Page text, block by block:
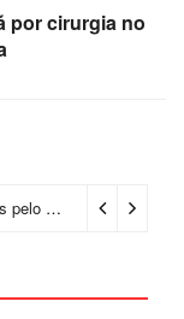
por cirurgia no
Prefeitura certifica 4,6 mil trabalhadores pelo programa Treinar para Empregar e realiza Feirão de Empregabilidade